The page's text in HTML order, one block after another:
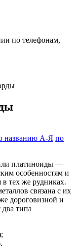
по телефонам,
названию А-Я по
платиноиды —
особенностям и
тех же рудниках.
связана с их
дороговизной и
типа